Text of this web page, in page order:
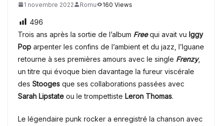
1 novembre 2022 Romu 160 Views
496
Trois ans après la sortie de l’album Freequi avait vu Iggy
Pop arpenter les confins de l’ambient et du jazz, l’Iguane
retourne à ses premières amours avec le single Frenzy,
un titre qui évoque bien davantage la fureur viscérale
des Stooges que ses collaborations passées avec
Sarah Lipstate ou le trompettiste Leron Thomas.
Le légendaire punk rocker a enregistré la chanson avec